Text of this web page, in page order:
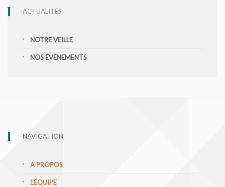
ACTUALITÉS
NOTRE VEILLE
NOS ÉVÈNEMENTS
NAVIGATION
A PROPOS
L’ÉQUIPE